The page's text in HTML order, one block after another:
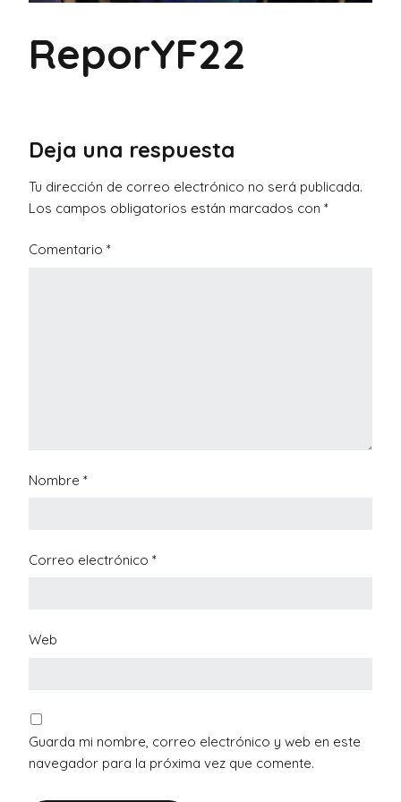
ReporYF22
Deja una respuesta
Tu dirección de correo electrónico no será publicada.
Los campos obligatorios están marcados con *
Comentario *
Nombre *
Correo electrónico *
Web
Guarda mi nombre, correo electrónico y web en este
navegador para la próxima vez que comente.